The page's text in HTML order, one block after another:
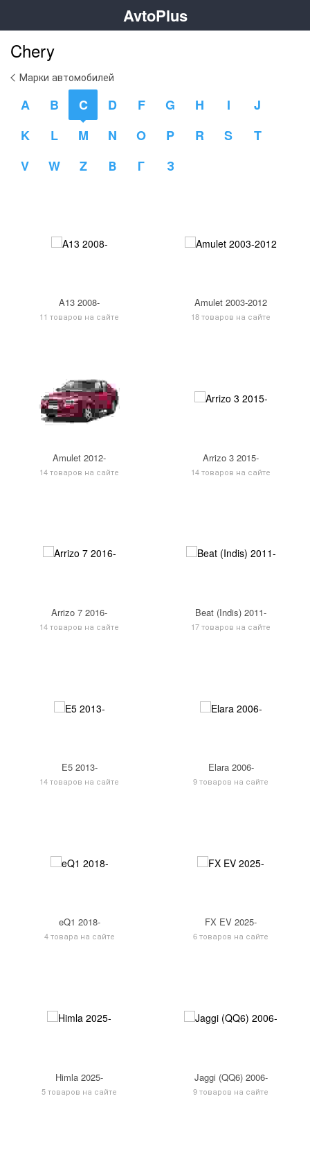
Chery
Марки автомобилей
A B C D F G H I
J
K
L M N O P R S
T
V
W Z В Г З
A13 2008-
11 товаров на сайте
Amulet 2003-2012
18 товаров на сайте
Amulet 2012-
14 товаров на сайте
Arrizo 3 2015-
14 товаров на сайте
Arrizo 7 2016-
14 товаров на сайте
Beat (Indis) 2011-
17 товаров на сайте
E5 2013-
14 товаров на сайте
Elara 2006-
9 товаров на сайте
eQ1 2018-
4 товара на сайте
FX EV 2025-
6 товаров на сайте
Himla 2025-
5 товаров на сайте
Jaggi (QQ6) 2006-
9 товаров на сайте
AvtoPlus